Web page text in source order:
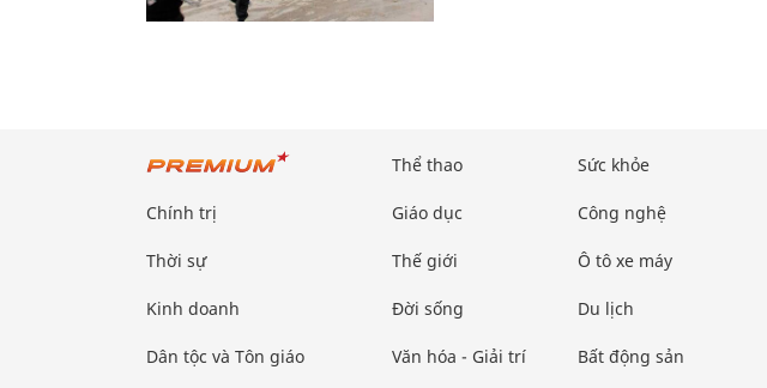
Chính trị
Thời sự
Kinh doanh
Dân tộc và Tôn giáo
Thể thao
Giáo dục
Thế giới
Đời sống
Văn hóa - Giải trí
Sức khỏe
Công nghệ
Ô tô xe máy
Du lịch
Bất động sản